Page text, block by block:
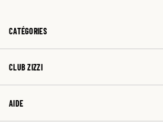
CATÉGORIES
CLUB ZIZZI
AIDE